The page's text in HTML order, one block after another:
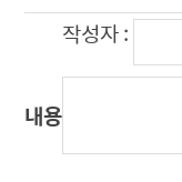
작성자 :
내용